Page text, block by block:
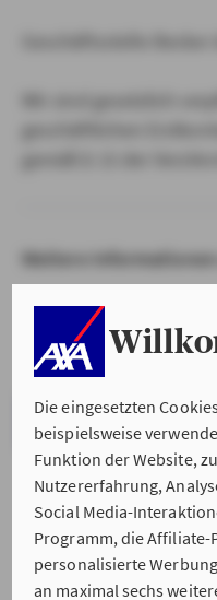
Die eingesetzten
beispielsweise
Funktion der Website,
Nutzererfahrung,
Social Media-
Programm, die
personalisierte
an maximal sechs
Weitere Informationen